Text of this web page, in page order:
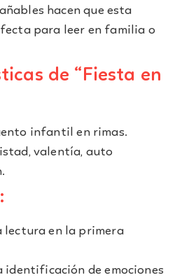
hacen que esta
para leer en familia o
de “Fiesta en
infantil en rimas.
valentía, auto
lectura en la primera
identificación de emociones